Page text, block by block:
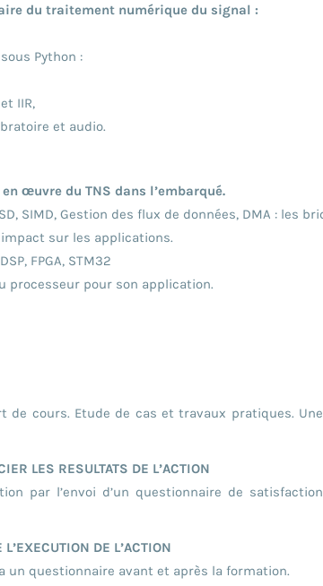
du traitement numérique du signal :
Python :
IIR,
et audio.
œuvre du TNS dans l’embarqué.
SIMD, Gestion des flux de données, DMA :
sur les applications.
FPGA, STM32
processeur pour son application.
de cours. Etude de cas et travaux pratiques.
LES RESULTATS DE L’ACTION
par l’envoi d’un questionnaire de
DE L’ACTION
un questionnaire avant et après la formation.